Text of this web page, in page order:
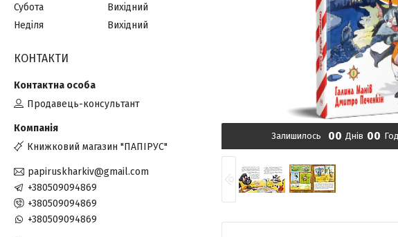
Залишилось 00 Днів 00
Субота
Вихідний
Неділя
Вихідний
КОНТАКТИ
Продавець-консультант
Книжковий магазин "ПАПІРУС"
papiruskharkiv@gmail.com
+380509094869
+380509094869
+380509094869